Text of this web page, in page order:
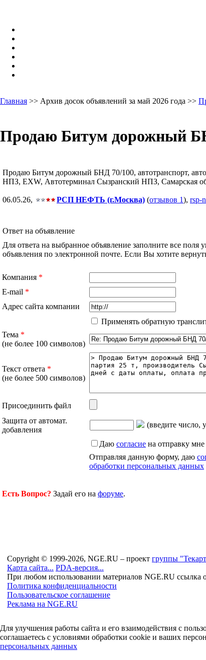
Главная >> Архив досок объявлений за май 2026 года >>
Продаю Битум дорожный
Продаю Битум дорожный БНД 70/100, автотранспорт,
НПЗ, EXW, Автотерминал Сызранский НПЗ, Самарская
06.05.26, РСП НЕФТЬ (г.Москва) (отзывов 1), rsp-
Ответ на объявление
Для ответа на выбранное объявление заполните все
объявления по электронной почте. Если Вы хотите
Компания *
E-mail *
Адрес сайта компании
Применять обратную
Тема *
(не более 100 символов)
Текст ответа *
(не более 500 символов)
Присоединить файл
Защита от автомат.
добавления
(введите число,
Даю согласие на отправку
Отправляя данную форму, даю
обработки персональных данных
Есть Вопрос? Задай его на форуме.
Copyright © 1999-2026, NGE.RU – проект группы
Карта сайта... PDA-версия...
При любом использовании материалов NGE.RU ссылка
Политика конфиденциальности
Пользовательское соглашение
Реклама на NGE.RU
Для улучшения работы сайта и его взаимодействия с
соглашаетесь с условиями обработки cookie и ваших
персональных данных